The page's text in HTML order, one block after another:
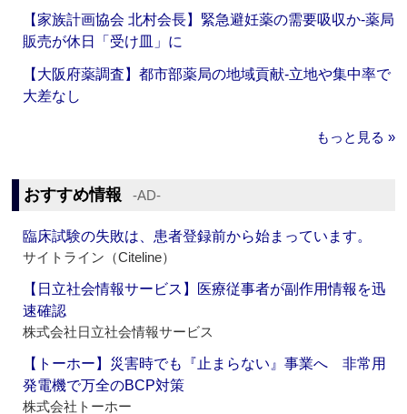
【家族計画協会 北村会長】緊急避妊薬の需要吸収か‐薬局
販売が休日「受け皿」に
【大阪府薬調査】都市部薬局の地域貢献‐立地や集中率で
大差なし
もっと見る »
おすすめ情報 ‐AD‐
臨床試験の失敗は、患者登録前から始まっています。
サイトライン（Citeline）
【日立社会情報サービス】医療従事者が副作用情報を迅
速確認
株式会社日立社会情報サービス
【トーホー】災害時でも『止まらない』事業へ 非常用
発電機で万全のBCP対策
株式会社トーホー